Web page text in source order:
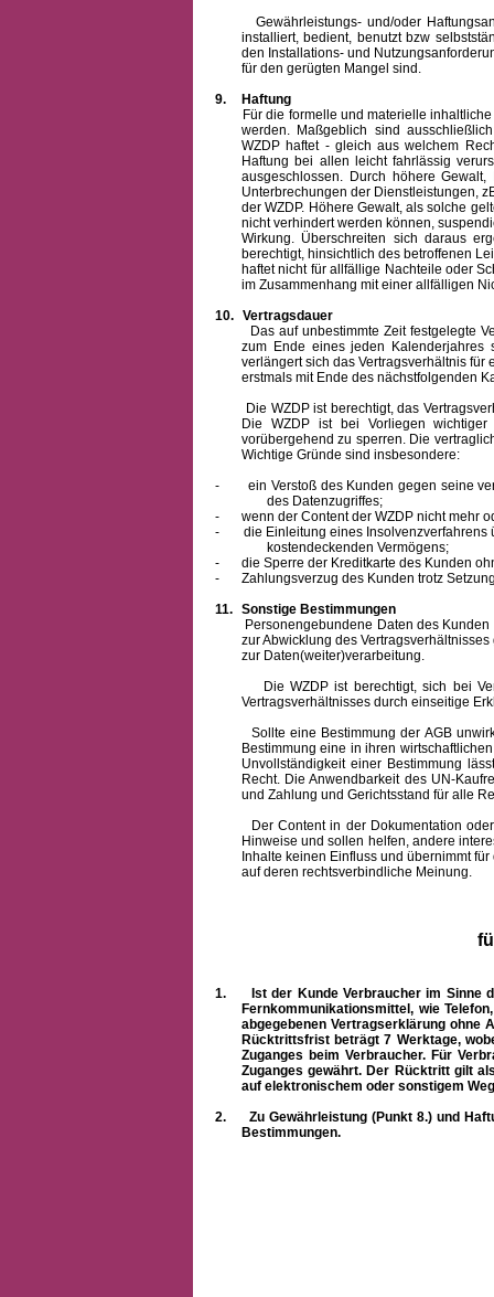
Gewährleistungs- und/oder
installiert, bedient, benutzt bzw
den Installations- und
für den gerügten Mangel sind.
9.
Haftung
Für die formelle und materielle
werden. Maßgeblich sind
WZDP haftet - gleich aus welchem
Haftung bei allen leicht fahrlässig
ausgeschlossen. Durch höhere
Unterbrechungen der Dienstleistungen,
der WZDP. Höhere Gewalt, als solche
nicht verhindert werden können,
Wirkung. Überschreiten sich daraus
berechtigt, hinsichtlich des betroffenen
haftet nicht für allfällige Nachteile oder
im Zusammenhang mit einer allfälligen
10. Vertragsdauer
Das auf unbestimmte Zeit festgelegte
zum Ende eines jeden Kalenderjahres
verlängert sich das Vertragsverhältnis
erstmals mit Ende des nächstfolgenden
Die WZDP ist berechtigt, das
Die WZDP ist bei Vorliegen
vorübergehend zu sperren. Die
Wichtige Gründe sind insbesondere:
-
ein Verstoß des Kunden gegen seine
des Datenzugriffes;
-
wenn der Content der WZDP nicht mehr
-
die Einleitung eines
kostendeckenden Vermögens;
-
die Sperre der Kreditkarte des Kunden
-
Zahlungsverzug des Kunden trotz
11. Sonstige Bestimmungen
Personengebundene Daten des Kunden
zur Abwicklung des
zur Daten(weiter)verarbeitung.
Die WZDP ist berechtigt, sich bei
Vertragsverhältnisses durch einseitige
Sollte eine Bestimmung der AGB
Bestimmung eine in ihren
Unvollständigkeit einer Bestimmung
Recht. Die Anwendbarkeit des UN-
und Zahlung und Gerichtsstand für alle
Der Content in der Dokumentation oder
Hinweise und sollen helfen, andere
Inhalte keinen Einfluss und übernimmt
auf deren rechtsverbindliche Meinung.
1.
Ist der Kunde Verbraucher im Sinne
Fernkommunikationsmittel, wie
abgegebenen Vertragserklärung ohne
Rücktrittsfrist beträgt 7 Werktage,
Zuganges beim Verbraucher. Für
Zuganges gewährt. Der Rücktritt gilt
auf elektronischem oder sonstigem
2.
Zu Gewährleistung (Punkt 8.) und
Bestimmungen.